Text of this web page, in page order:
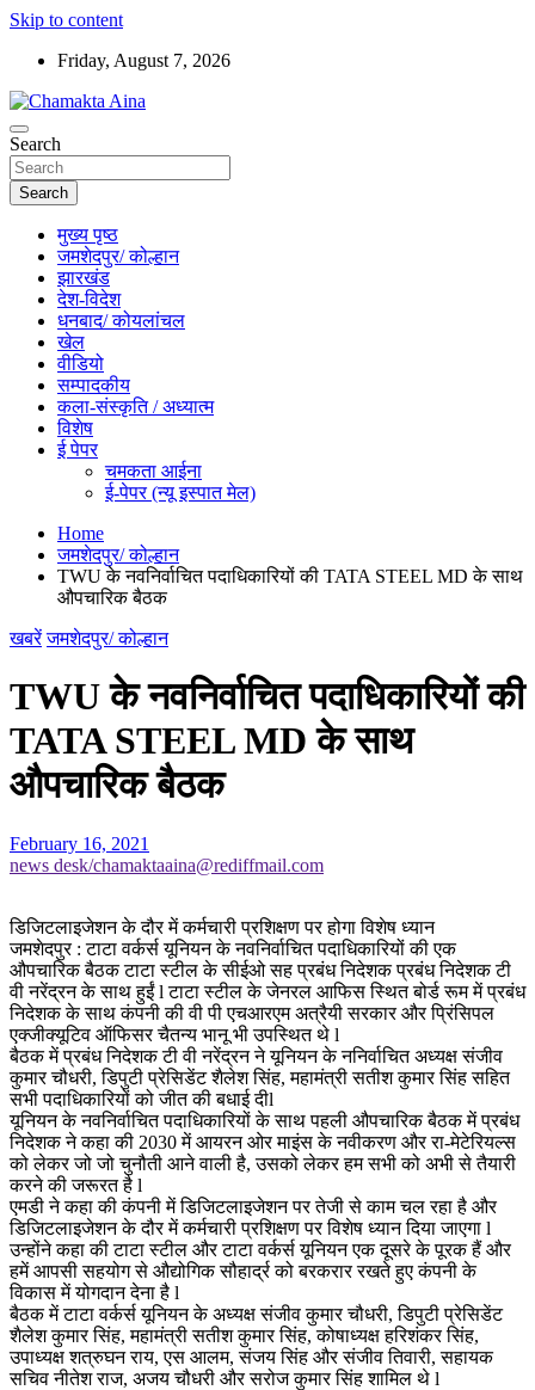
Skip to content
Friday, August 7, 2026
Chamakta Aina
Hindi News Paper – Jharkhand
Search
Search
मुख्य पृष्ठ
जमशेदपुर/ कोल्हान
झारखंड
देश-विदेश
धनबाद/ कोयलांचल
खेल
वीडियो
सम्पादकीय
कला-संस्कृति / अध्यात्म
विशेष
ई पेपर
चमकता आईना
ई-पेपर (न्यू इस्पात मेल)
Home
जमशेदपुर/ कोल्हान
TWU के नवनिर्वाचित पदाधिकारियों की TATA STEEL MD के साथ
औपचारिक बैठक
खबरें जमशेदपुर/ कोल्हान
TWU के नवनिर्वाचित पदाधिकारियों की
TATA STEEL MD के साथ
औपचारिक बैठक
February 16, 2021
news desk/chamaktaaina@rediffmail.com
डिजिटलाइजेशन के दौर में कर्मचारी प्रशिक्षण पर होगा विशेष ध्यान
जमशेदपुर : टाटा वर्कर्स यूनियन के नवनिर्वाचित पदाधिकारियों की एक
औपचारिक बैठक टाटा स्टील के सीईओ सह प्रबंध निदेशक प्रबंध निदेशक टी
वी नरेंद्रन के साथ हुईं l टाटा स्टील के जेनरल आफिस स्थित बोर्ड रूम में प्रबंध
निदेशक के साथ कंपनी की वी पी एचआरएम अत्रैयी सरकार और प्रिंसिपल
एक्जीक्यूटिव ऑफिसर चैतन्य भानू भी उपस्थित थे l
बैठक में प्रबंध निदेशक टी वी नरेंद्रन ने यूनियन के ननिर्वाचित अध्यक्ष संजीव
कुमार चौधरी, डिपुटी प्रेसिडेंट शैलेश सिंह, महामंत्री सतीश कुमार सिंह सहित
सभी पदाधिकारियों को जीत की बधाई दीl
यूनियन के नवनिर्वाचित पदाधिकारियों के साथ पहली औपचारिक बैठक में प्रबंध
निदेशक ने कहा की 2030 में आयरन ओर माइंस के नवीकरण और रा-मेटेरियल्स
को लेकर जो जो चुनौती आने वाली है, उसको लेकर हम सभी को अभी से तैयारी
करने की जरूरत है l
एमडी ने कहा की कंपनी में डिजिटलाइजेशन पर तेजी से काम चल रहा है और
डिजिटलाइजेशन के दौर में कर्मचारी प्रशिक्षण पर विशेष ध्यान दिया जाएगा l
उन्होंने कहा की टाटा स्टील और टाटा वर्कर्स यूनियन एक दूसरे के पूरक हैं और
हमें आपसी सहयोग से औद्योगिक सौहार्द्र को बरकरार रखते हुए कंपनी के
विकास में योगदान देना है l
बैठक में टाटा वर्कर्स यूनियन के अध्यक्ष संजीव कुमार चौधरी, डिपुटी प्रेसिडेंट
शैलेश कुमार सिंह, महामंत्री सतीश कुमार सिंह, कोषाध्यक्ष हरिशंकर सिंह,
उपाध्यक्ष शत्रुघन राय, एस आलम, संजय सिंह और संजीव तिवारी, सहायक
सचिव नीतेश राज, अजय चौधरी और सरोज कुमार सिंह शामिल थे l